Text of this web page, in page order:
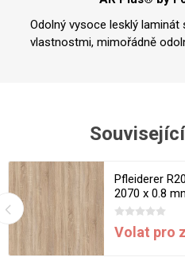
Odolný vysoce lesklý
vlastnostmi, mimořádně
Pfleiderer
2070 x 0.8
Volat pro